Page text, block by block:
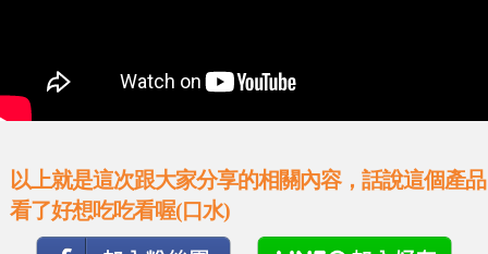
以上就是這次跟大家分享的相關內容，話說這個產品
看了好想吃吃看喔(口水)